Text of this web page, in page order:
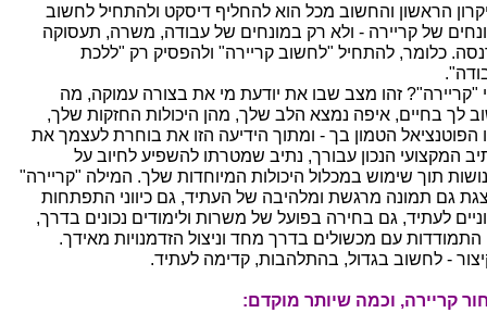
הראשון והחשוב מכל הוא להחליף דיסקט ולהתחיל לחשוב
של קריירה - ולא רק במונחים של עבודה, משרה, תעסוקה
כלומר, להתחיל "לחשוב קריירה" ולהפסיק רק "ללכת
"קריירה"? זהו מצב שבו את יודעת מי את בצורה עמוקה, מה
לך בחיים, איפה נמצא הלב שלך, מהן היכולות החזקות שלך,
הפוטנציאל הטמון בך - ומתוך הידיעה הזו את בוחרת לעצמך את
המקצועי הנכון עבורך, נתיב שמטרתו להשפיע לחיוב על
תוך שימוש במכלול היכולות המיוחדות שלך. המילה "קריירה"
גם תמונה מרגשת ומלהיבה של העתיד, גם כיווני התפתחות
לעתיד, גם בחירה בפועל של משרות ולימודים נכונים בדרך,
התמודדות עם מכשולים בדרך מחד וניצול הזדמנויות מאידך.
- לחשוב בגדול, בהתלהבות, קדימה לעתיד.
קריירה, וכמה שיותר מוקדם: